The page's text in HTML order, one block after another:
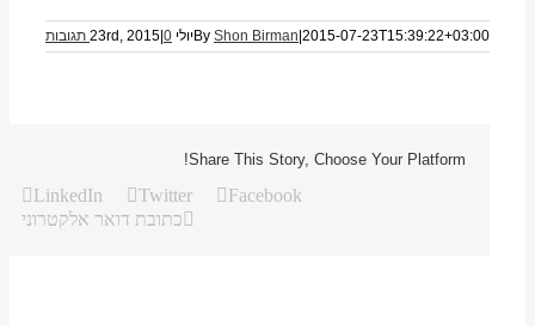
By Shon Birman 2015-07-23T15:39:22+03:00 יולי 23rd, 2015 0 תגובות
Share This Story, Choose Your Platform!
Facebook
Twitter
LinkedIn
כתובת דואר אלקטרוני